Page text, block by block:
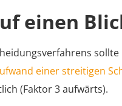
einen
einer streitigen
(Faktor 3 aufwärts).